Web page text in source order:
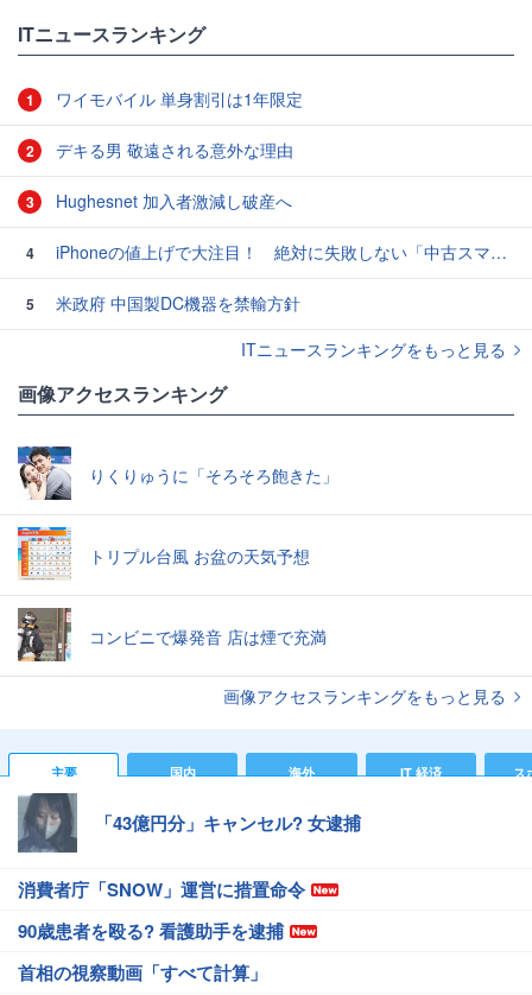
ITニュースランキング
1 ワイモバイル 単身割引は1年限定
2 デキる男 敬遠される意外な理由
3 Hughesnet 加入者激減し破産へ
4 iPhoneの値上げで大注目！ 絶対に失敗しない「中古スマホ」の売り方＆買い方
5
米政府 中国製DC機器を禁輸方針
ITニュースランキングをもっと見る
画像アクセスランキング
りくりゅうに「そろそろ飽きた」
トリプル台風 お盆の天気予想
コンビニで爆発音 店は煙で充満
画像アクセスランキングをもっと見る
主要 国内 海外 IT 経済 ス
「43億円分」キャンセル? 女逮捕
消費者庁「SNOW」運営に措置命令
90歳患者を殴る? 看護助手を逮捕
首相の視察動画「すべて計算」